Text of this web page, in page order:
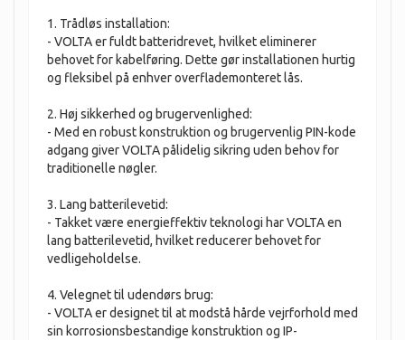
1. Trådløs installation:
- VOLTA er fuldt batteridrevet, hvilket eliminerer
behovet for kabelføring. Dette gør installationen hurtig
og fleksibel på enhver overflademonteret lås.
2. Høj sikkerhed og brugervenlighed:
- Med en robust konstruktion og brugervenlig PIN-kode
adgang giver VOLTA pålidelig sikring uden behov for
traditionelle nøgler.
3. Lang batterilevetid:
- Takket være energieffektiv teknologi har VOLTA en
lang batterilevetid, hvilket reducerer behovet for
vedligeholdelse.
4. Velegnet til udendørs brug:
- VOLTA er designet til at modstå hårde vejrforhold med
sin korrosionsbestandige konstruktion og IP-